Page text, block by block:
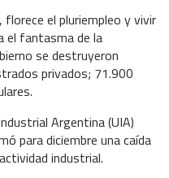
el pluriempleo y vivir
el fantasma de la
se destruyeron
privados; 71.900
Argentina (UIA)
para diciembre una caída
industrial.